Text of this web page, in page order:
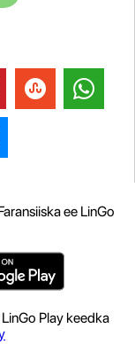
ee LinGo
Play keedka